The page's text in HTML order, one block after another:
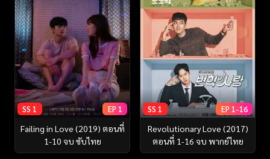
SS 1 EP 1
Failing in Love (2019) ตอนที่
1-10 จบ ซับไทย
SS 1 EP 1-16
Revolutionary Love (2017)
ตอนที่ 1-16 จบ พากย์ไทย